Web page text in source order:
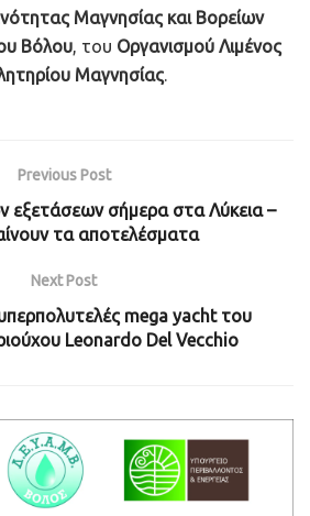
Μαγνησίας και Βορείων
Βόλου, του Οργανισμού Λιμένος
Μαγνησίας.
Previous Post
εξετάσεων σήμερα στα Λύκεια –
τα αποτελέσματα
Next Post
mega yacht του
Leonardo Del Vecchio